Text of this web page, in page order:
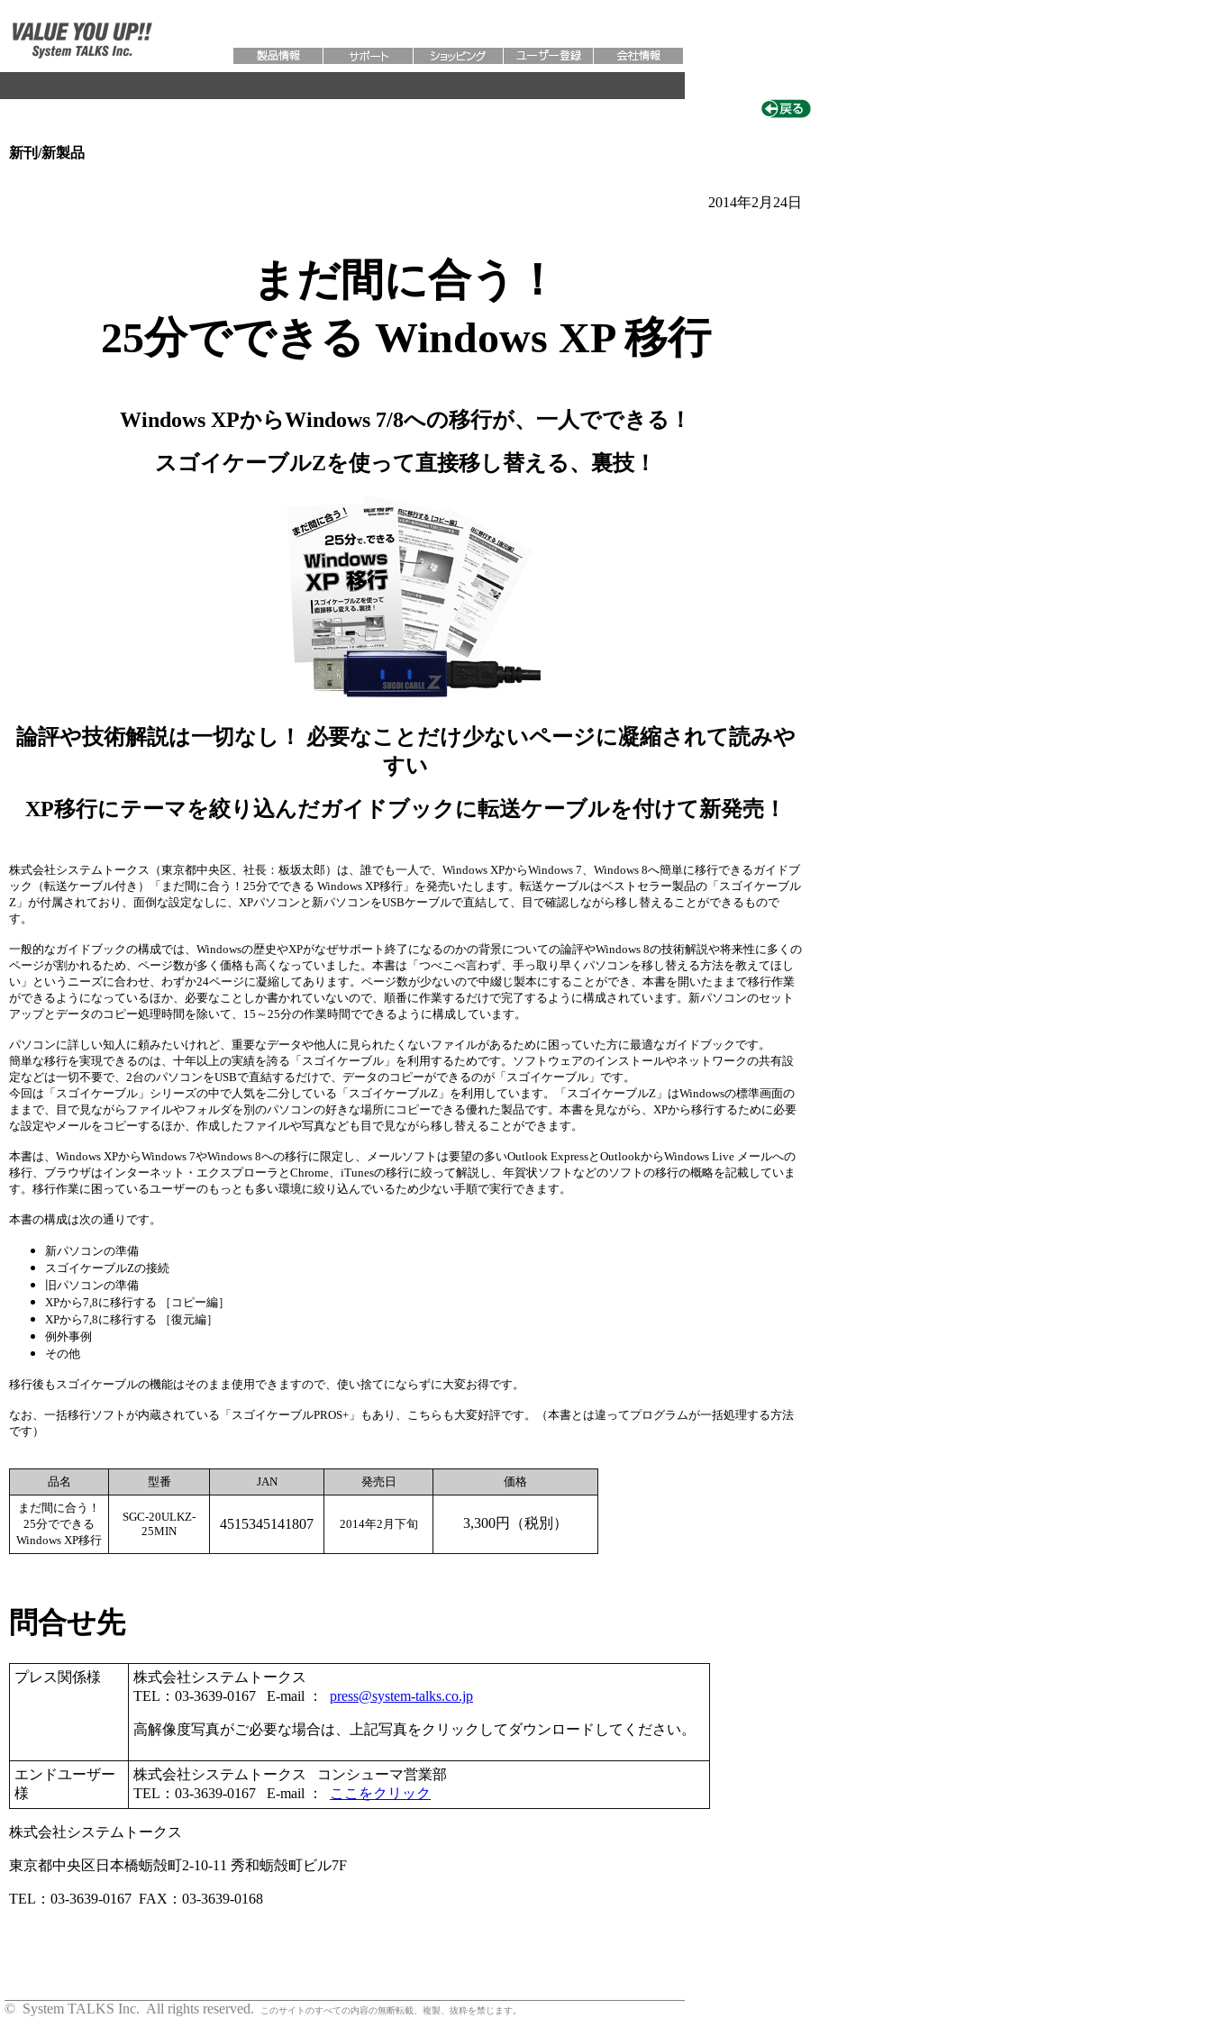
新刊/新製品
2014年2月24日
まだ間に合う！
25分でできる Windows XP 移行
Windows XPからWindows 7/8への移行が、一人でできる！
スゴイケーブルZを使って直接移し替える、裏技！
論評や技術解説は一切なし！ 必要なことだけ少ないページに凝縮されて読みや
すい
XP移行にテーマを絞り込んだガイドブックに転送ケーブルを付けて新発売！
株式会社システムトークス（東京都中央区、社長：板坂太郎）は、誰でも一人で、Windows XPからWindows 7、Windows 8へ簡単に移行できるガイドブ
ック（転送ケーブル付き）「まだ間に合う！25分でできる Windows XP移行」を発売いたします。転送ケーブルはベストセラー製品の「スゴイケーブル
Z」が付属されており、面倒な設定なしに、XPパソコンと新パソコンをUSBケーブルで直結して、目で確認しながら移し替えることができるもので
す。
一般的なガイドブックの構成では、Windowsの歴史やXPがなぜサポート終了になるのかの背景についての論評やWindows 8の技術解説や将来性に多くの
ページが割かれるため、ページ数が多く価格も高くなっていました。本書は「つべこべ言わず、手っ取り早くパソコンを移し替える方法を教えてほし
い」というニーズに合わせ、わずか24ページに凝縮してあります。ページ数が少ないので中綴じ製本にすることができ、本書を開いたままで移行作業
ができるようになっているほか、必要なことしか書かれていないので、順番に作業するだけで完了するように構成されています。新パソコンのセット
アップとデータのコピー処理時間を除いて、15～25分の作業時間でできるように構成しています。
パソコンに詳しい知人に頼みたいけれど、重要なデータや他人に見られたくないファイルがあるために困っていた方に最適なガイドブックです。
簡単な移行を実現できるのは、十年以上の実績を誇る「スゴイケーブル」を利用するためです。ソフトウェアのインストールやネットワークの共有設
定などは一切不要で、2台のパソコンをUSBで直結するだけで、データのコピーができるのが「スゴイケーブル」です。
今回は「スゴイケーブル」シリーズの中で人気を二分している「スゴイケーブルZ」を利用しています。「スゴイケーブルZ」はWindowsの標準画面の
ままで、目で見ながらファイルやフォルダを別のパソコンの好きな場所にコピーできる優れた製品です。本書を見ながら、XPから移行するために必要
な設定やメールをコピーするほか、作成したファイルや写真なども目で見ながら移し替えることができます。
本書は、Windows XPからWindows 7やWindows 8への移行に限定し、メールソフトは要望の多いOutlook ExpressとOutlookからWindows Live メールへの
移行、ブラウザはインターネット・エクスプローラとChrome、iTunesの移行に絞って解説し、年賀状ソフトなどのソフトの移行の概略を記載していま
す。移行作業に困っているユーザーのもっとも多い環境に絞り込んでいるため少ない手順で実行できます。
本書の構成は次の通りです。
新パソコンの準備
スゴイケーブルZの接続
旧パソコンの準備
XPから7,8に移行する ［コピー編］
XPから7,8に移行する ［復元編］
例外事例
その他
移行後もスゴイケーブルの機能はそのまま使用できますので、使い捨てにならずに大変お得です。
なお、一括移行ソフトが内蔵されている「スゴイケーブルPROS+」もあり、こちらも大変好評です。（本書とは違ってプログラムが一括処理する方法
です）
品名 型番 JAN 発売日
価格
まだ間に合う！
25分でできる
Windows XP移行
SGC-20ULKZ-
25MIN
4515345141807 2014年2月下旬 3,300円（税別）
問合せ先
プレス関係様
株式会社システムトークス
TEL ： 03-3639-0167 E-mail ： press@system-talks.co.jp
高解像度写真がご必要な場合は、上記写真をクリックしてダウンロードしてください。
エンドユーザー
様
株式会社システムトークス
コンシューマ営業部
TEL ： 03-3639-0167 E-mail ： ここをクリック
株式会社システムトークス
東京都中央区日本橋蛎殻町2-10-11 秀和蛎殻町ビル7F
TEL ： 03-3639-0167 FAX ： 03-3639-0168
© System TALKS Inc. All rights reserved. このサイトのすべての内容の無断転載、複製、抜粋を禁じます。